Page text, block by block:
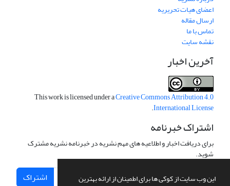
این وب سایت از کوکی ها برای اطمینان از ارائه بهترین
اعضای هیات تحریریه
ارسال مقاله
تماس با ما
نقشه سایت
آخرین اخبار
This work is licensed under aCreative Commons Attribution 4.0
International License
.
اشتراک خبرنامه
برای دریافت اخبار و اطلاعیه های مهم نشریه در خبرنامه نشریه مشترک
شوید.
اشتراک